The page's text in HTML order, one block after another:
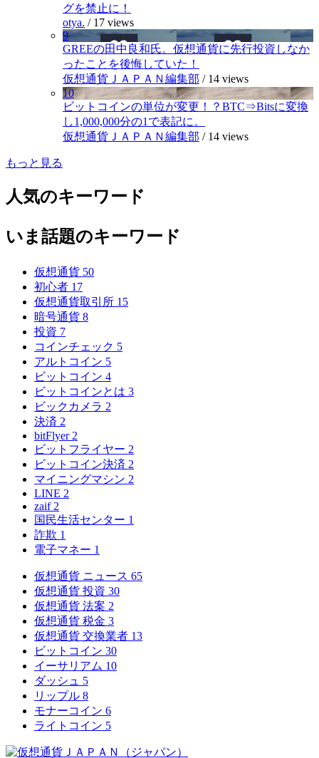
グを禁止に！
otya. / 17 views
9
GREEの田中良和氏。仮想通貨に先行投資しなか
ったことを後悔していた！
仮想通貨ＪＡＰＡＮ編集部 / 14 views
10
ビットコインの単位が変更！？BTC⇒Bitsに変換
し1,000,000分の1で表記に。
仮想通貨ＪＡＰＡＮ編集部 / 14 views
もっと見る
人気のキーワード
いま話題のキーワード
仮想通貨 50
初心者 17
仮想通貨取引所 15
暗号通貨 8
投資 7
コインチェック 5
アルトコイン 5
ビットコイン 4
ビットコインとは 3
ビックカメラ 2
決済 2
bitFlyer 2
ビットフライヤー 2
ビットコイン決済 2
マイニングマシン 2
LINE 2
zaif 2
国民生活センター 1
詐欺 1
電子マネー 1
仮想通貨 ニュース 65
仮想通貨 投資 30
仮想通貨 法案 2
仮想通貨 税金 3
仮想通貨 交換業者 13
ビットコイン 30
イーサリアム 10
ダッシュ 5
リップル 8
モナーコイン 6
ライトコイン 5